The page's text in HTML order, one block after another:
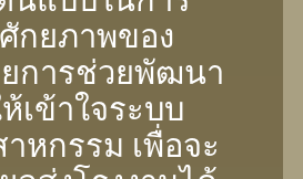
กยภาพของ
การช่วยพัฒนา
เข้าใจระบบ
หกรรม เพื่อจะ